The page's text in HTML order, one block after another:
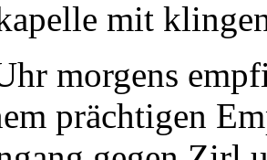
mit
morgens
prächtigen